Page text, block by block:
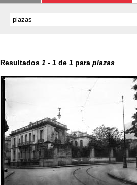
Resultados 1 - 1 de 1 para plazas